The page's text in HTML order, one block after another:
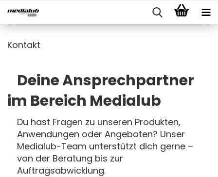
Kontakt
Deine Ansprechpartner
im Bereich Medialub
Du hast Fragen zu unseren Produkten,
Anwendungen oder Angeboten? Unser
Medialub-Team unterstützt dich gerne –
von der Beratung bis zur
Auftragsabwicklung.